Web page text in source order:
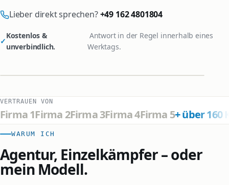
Lieber direkt sprechen?+49 162 4801804
✓
Kostenlos &
unverbindlich.
Antwort in der Regel innerhalb eines
Werktags.
VERTRAUEN VON
Firma 1Firma 2Firma 3Firma 4Firma 5+ über 160
WARUM ICH
Agentur, Einzelkämpfer – oder
mein Modell.